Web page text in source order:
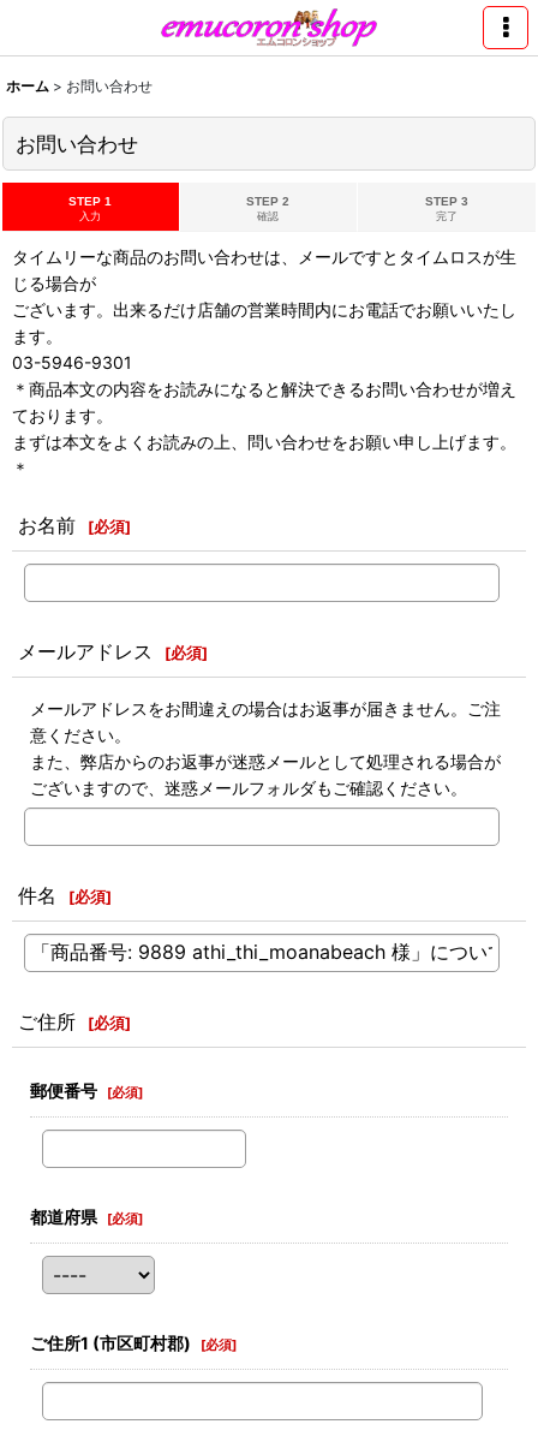
ホーム > お問い合わせ
お問い合わせ
STEP 1
入力
STEP 2
確認
STEP 3
完了
タイムリーな商品のお問い合わせは、メールですとタイムロスが生
じる場合が
ございます。出来るだけ店舗の営業時間内にお電話でお願いいたし
ます。
03-5946-9301
＊商品本文の内容をお読みになると解決できるお問い合わせが増え
ております。
まずは本文をよくお読みの上、問い合わせをお願い申し上げます。
＊
お名前 [必須]
メールアドレス [必須]
メールアドレスをお間違えの場合はお返事が届きません。ご注
意ください。
また、弊店からのお返事が迷惑メールとして処理される場合が
ございますので、迷惑メールフォルダもご確認ください。
件名 [必須]
ご住所 [必須]
郵便番号 [必須]
都道府県 [必須]
ご住所1 (市区町村郡) [必須]